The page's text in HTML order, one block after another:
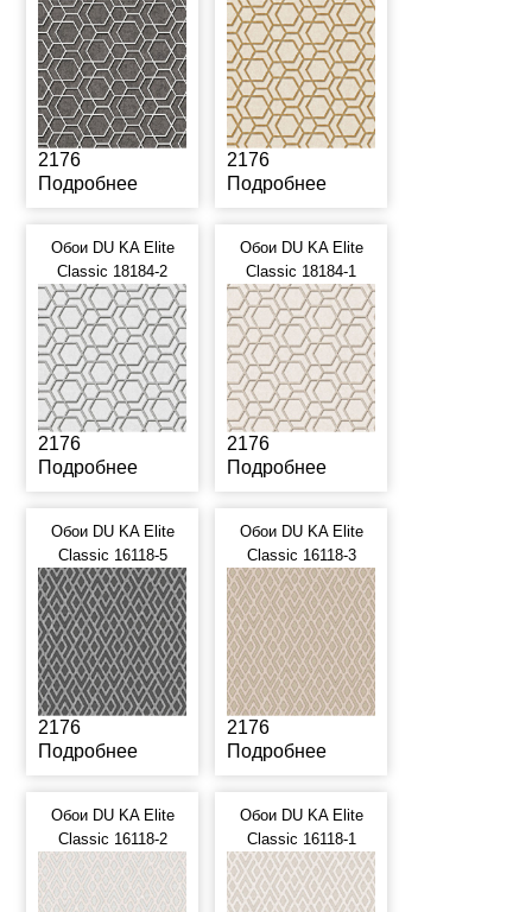
2176
Подробнее
2176
Подробнее
Обои DU KA Elite
Classic 18184-2
2176
Подробнее
Обои DU KA Elite
Classic 18184-1
2176
Подробнее
Обои DU KA Elite
Classic 16118-5
2176
Подробнее
Обои DU KA Elite
Classic 16118-3
2176
Подробнее
Обои DU KA Elite
Classic 16118-2
Обои DU KA Elite
Classic 16118-1